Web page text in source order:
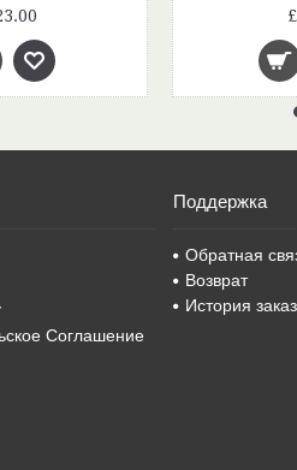
Соглашение
Поддержка
Обратная
Возврат
История